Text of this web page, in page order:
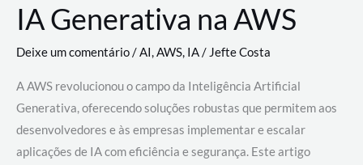
IA Generativa na AWS
Deixe um comentário/AI,AWS, IA/Jefte Costa
A AWS revolucionou o campo da Inteligência Artificial
Generativa, oferecendo soluções robustas que permitem aos
desenvolvedores e às empresas implementar e escalar
aplicações de IA com eficiência e segurança. Este artigo